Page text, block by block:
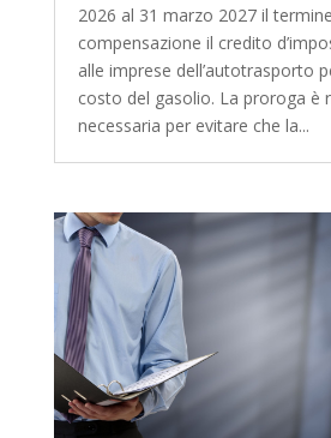
2026 al 31 marzo 2027 il
compensazione il credito
alle imprese dell’autotrasporto
costo del gasolio. La proroga è
necessaria per evitare che la...